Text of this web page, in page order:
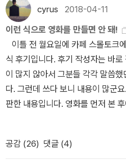
공 1970, 그녀들의 反역사ꡕ에 대한
그 가운데 몇 편의 구체적인 서평을
개정판에 이런 평가들을 일부 반영
별로 제기된 문제에 대해 하나씩
주노조 담론의 모순과 균열 문제를
마 안 된 2005년 11월 서강대학
발표회에서 ‘담론 분석의 방법들’
제를 제기했다. 구체적으로 김익
열과 모순에 대한 내용과 관련, 다
다소 길지만 중요한 부분을 인용해
지 “아동학대 스무 해 뒤”를 뼈아프
나 똑같이 굴레를 쓰는지 눈물로 곱
도 일돌이도 가난한 흙지기였습니
된 숱한 사내도 흙지기였습니다.
들은 일터에도 싸움터에도 시골에
한가지입니다. 누가 글을 쓰지요?
람은 어디에서 뭘 하지요? 밥을 안
낳는 시골’에서는 살 마음이 터럭
싣거나 다루지도 않는 이 나라는,
일는지 그려 봅니다.그러나 역시 가
cyrus 2018-04-11
이런 식으로 영화를 만들면 안 돼!
이틀 전 월요일에 카페 스몰토크
식 후기입니다. 후기 작성자는 바
이 많지 않아서 그분들 각각 말씀
다. 그런데 쓰다 보니 내용이 많군
판한 내용입니다. 영화를 먼저 본
좋습니다. 하지만 멤버들은 이 조
그렇다고 블로그 주인장인 제가 그
공감 (26) 댓글 (4)